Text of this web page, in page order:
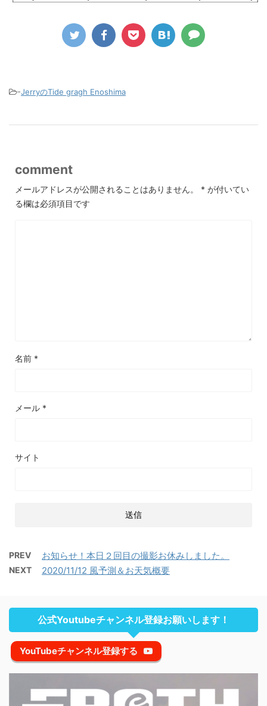
-JerryのTide gragh Enoshima
comment
メールアドレスが公開されることはありません。 * が付いてい
る欄は必須項目です
名前 *
メール *
サイト
PREV お知らせ！本日２回目の撮影お休みしました。
NEXT 2020/11/12 風予測＆お天気概要
公式Youtubeチャンネル登録お願いします！
YouTubeチャンネル登録する